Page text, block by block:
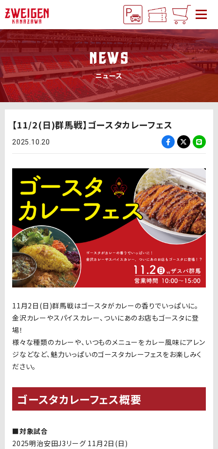
NEWS
ニュース
【11/2(日)群馬戦】ゴースタカレーフェス
2025.10.20
11月2日(日)群馬戦はゴースタがカレーの香りでいっぱいに。
金沢カレーやスパイスカレー、ついにあのお店もゴースタに登
場！
様々な種類のカレーや、いつものメニューをカレー風味にアレン
ジなどなど、魅力いっぱいのゴースタカレーフェスをお楽しみく
ださい。
ゴースタカレーフェス概要
■対象試合
2025明治安田J3リーグ 11月2日(日)